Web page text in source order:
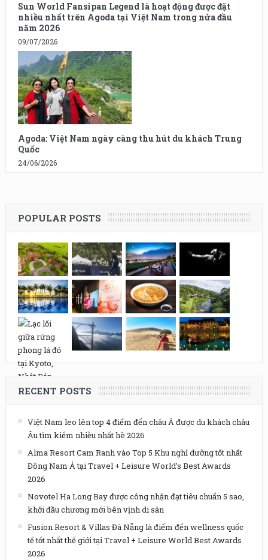
Sun World Fansipan Legend là hoạt động được đặt
nhiều nhất trên Agoda tại Việt Nam trong nửa đầu
năm 2026
09/07/2026
Agoda: Việt Nam ngày càng thu hút du khách Trung
Quốc
24/06/2026
POPULAR POSTS
RECENT POSTS
Việt Nam leo lên top 4 điểm đến châu Á được du khách châu
Âu tìm kiếm nhiều nhất hè 2026
Alma Resort Cam Ranh vào Top 5 Khu nghỉ dưỡng tốt nhất
Đông Nam Á tại Travel + Leisure World’s Best Awards
2026
Novotel Ha Long Bay được công nhận đạt tiêu chuẩn 5 sao,
khởi đầu chương mới bên vịnh di sản
Fusion Resort & Villas Đà Nẵng là điểm đến wellness quốc
tế tốt nhất thế giới tại Travel + Leisure World Best Awards
2026